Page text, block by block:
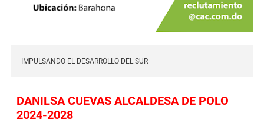
IMPULSANDO EL DESARROLLO DEL SUR
DANILSA CUEVAS ALCALDESA DE POLO
2024-2028